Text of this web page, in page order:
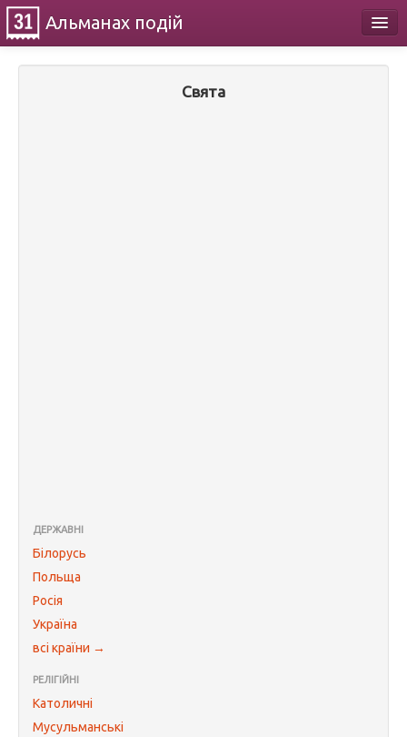
Альманах подій
Свята
ДЕРЖАВНІ
Білорусь
Польща
Росія
Україна
всі країни →
РЕЛІГІЙНІ
Католичні
Мусульманські